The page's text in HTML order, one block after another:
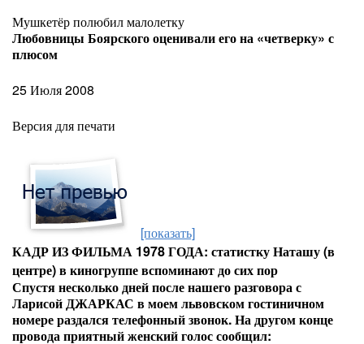
Мушкетёр полюбил малолетку
Любовницы Боярского оценивали его на «четверку» с
плюсом
25 Июля 2008
Версия для печати
[показать]
КАДР ИЗ ФИЛЬМА 1978 ГОДА: статистку Наташу (в
центре) в киногруппе вспоминают до сих пор
Спустя несколько дней после нашего разговора с
Ларисой ДЖАРКАС в моем львовском гостиничном
номере раздался телефонный звонок. На другом конце
провода приятный женский голос сообщил: